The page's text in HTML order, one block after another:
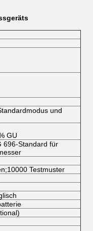
und
GU
696-Standard für
Testmuster